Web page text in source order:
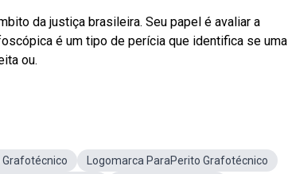
da justiça brasileira. Seu papel é avaliar a
é um tipo de perícia que identifica se uma
ou.
Grafotécnico
Logomarca ParaPerito Grafotécnico